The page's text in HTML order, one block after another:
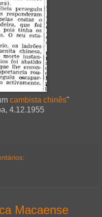
cambista chinês"
4.12.1955
Macaense